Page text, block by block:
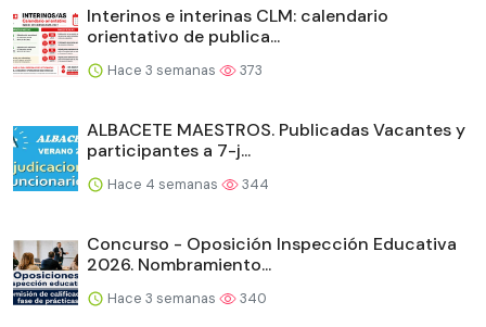
Interinos e interinas CLM: calendario
orientativo de publica...
Hace 3 semanas 373
ALBACETE MAESTROS. Publicadas Vacantes y
participantes a 7-j...
Hace 4 semanas 344
Concurso - Oposición Inspección Educativa
2026. Nombramiento...
Hace 3 semanas 340